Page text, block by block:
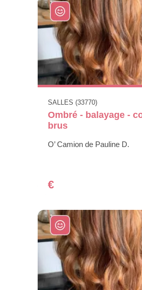
SALLES (33770)
Ombré - balayage -
brus
O’ Camion de Pauline D.
€